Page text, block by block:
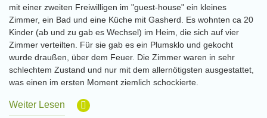
mit einer zweiten Freiwilligen im "guest-house" ein kleines
Zimmer, ein Bad und eine Küche mit Gasherd. Es wohnten ca 20
Kinder (ab und zu gab es Wechsel) im Heim, die sich auf vier
Zimmer verteilten. Für sie gab es ein Plumsklo und gekocht
wurde draußen, über dem Feuer. Die Zimmer waren in sehr
schlechtem Zustand und nur mit dem allernötigsten ausgestattet,
was einen im ersten Moment ziemlich schockierte.
Weiter Lesen